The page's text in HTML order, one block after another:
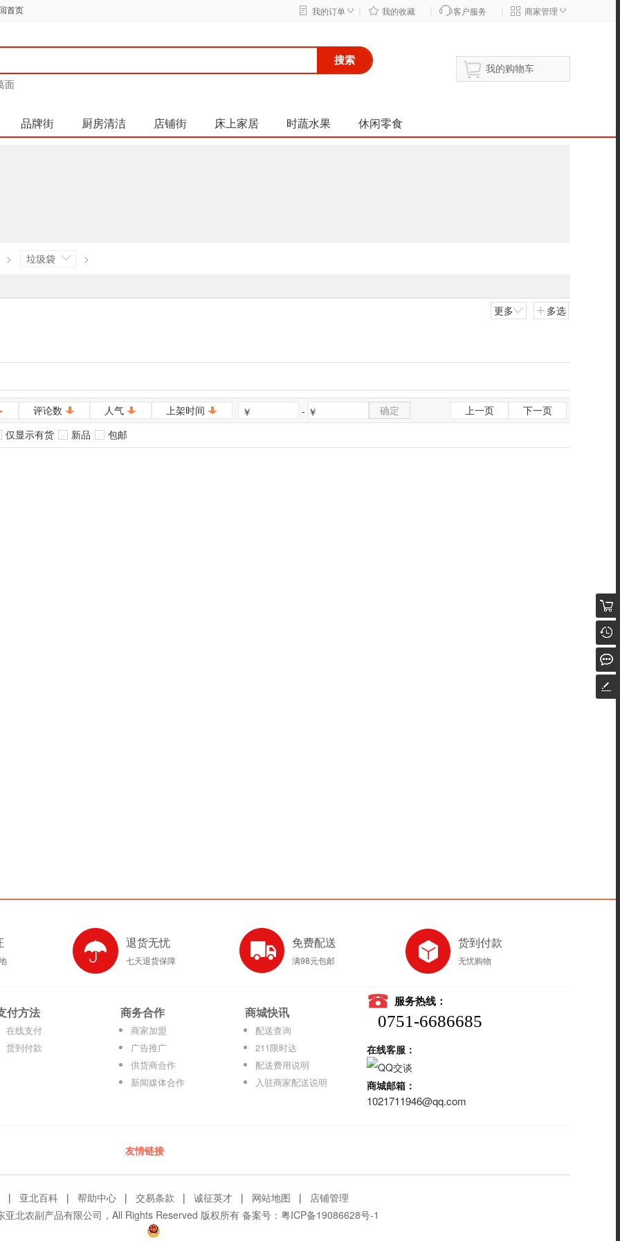
首页 我的订单 ◇ 我的收藏 客户服务 商家管理 ◇
搜索
面
我的购物车
品牌街 厨房清洁 店铺街 床上家居 时蔬水果 休闲零食
> 垃圾袋 >
更多 多选
评论数 人气 上架时间 ￥ ￥
- 确定 上一页
下一页
仅显示有货
新品 包邮
退货无忧
七天退货保障
免费配送
满98元包邮
货到付款
无忧购物
付方法
在线支付
货到付款
商务合作
商家加盟
广告推广
供货商合作
新闻媒体合作
商城快讯
配送查询
211限时达
配送费用说明
入驻商家配送说明
服务热线：
0751-6686685
在线客服：
商城邮箱：
1021711946@qq.com
友情链接
| 亚北百科 | 帮助中心 | 交易条款 | 诚征英才 | 网站地图 | 店铺管理
北农副产品有限公司，All Rights Reserved 版权所有 备案号： 粤ICP备19086628号-1